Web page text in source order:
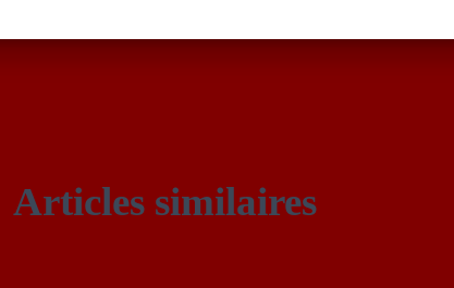
Articles similaires